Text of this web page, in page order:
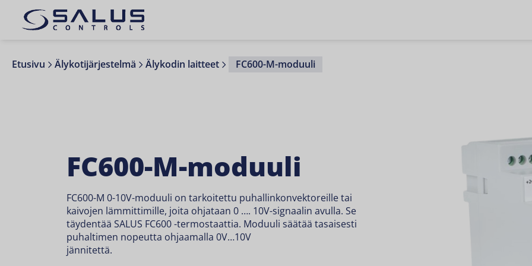
Etusivu Älykotijärjestelmä Älykodin laitteet FC600-M-moduuli
FC600-M-moduuli
FC600-M 0-10V-moduuli on tarkoitettu puhallinkonvektoreille tai
kaivojen lämmittimille, joita ohjataan 0 …. 10V-signaalin avulla. Se
täydentää SALUS FC600 -termostaattia. Moduuli säätää tasaisesti
puhaltimen nopeutta ohjaamalla 0V…10V
jännitettä.